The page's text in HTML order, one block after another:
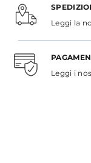
Leggi la
Leggi i